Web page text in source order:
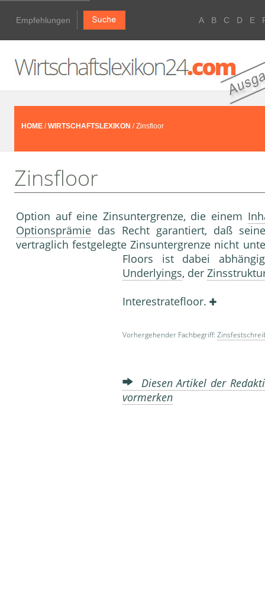
Empfehlungen A B C D E
HOME /WIRTSCHAFTSLEXIKON / Zinsfloor
Zinsfloor
Option auf eine Zinsuntergrenze, die einem
Optionsprämie das Recht garantiert, daß
vertraglich festgelegte Zinsuntergrenze nicht
Floors ist dabei
Underlyings, der
Interestratefloor.
Vorhergehender Fachbegriff:
Diesen Artikel der
vormerken